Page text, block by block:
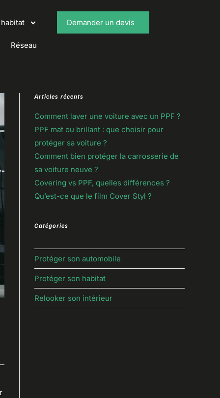
Réseau
Demander un devis
Articles récents
Comment laver une voiture avec un PPF ?
PPF mat ou brillant : que choisir pour
protéger sa voiture ?
Comment bien protéger la carrosserie de
sa voiture neuve ?
Covering vs PPF, quelles différences ?
Qu’est-ce que le film Cover Styl ?
Catégories
Protéger son automobile
Protéger son habitat
Relooker son intérieur